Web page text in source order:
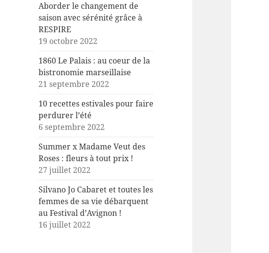
Aborder le changement de
saison avec sérénité grâce à
RESPIRE
19 octobre 2022
1860 Le Palais : au coeur de la
bistronomie marseillaise
21 septembre 2022
10 recettes estivales pour faire
perdurer l’été
6 septembre 2022
Summer x Madame Veut des
Roses : fleurs à tout prix !
27 juillet 2022
Silvano Jo Cabaret et toutes les
femmes de sa vie débarquent
au Festival d’Avignon !
16 juillet 2022